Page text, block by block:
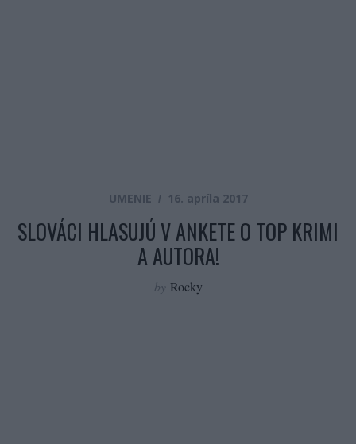
UMENIE 16. apríla 2017
SLOVÁCI HLASUJÚ V ANKETE O TOP KRIMI
A AUTORA!
by Rocky